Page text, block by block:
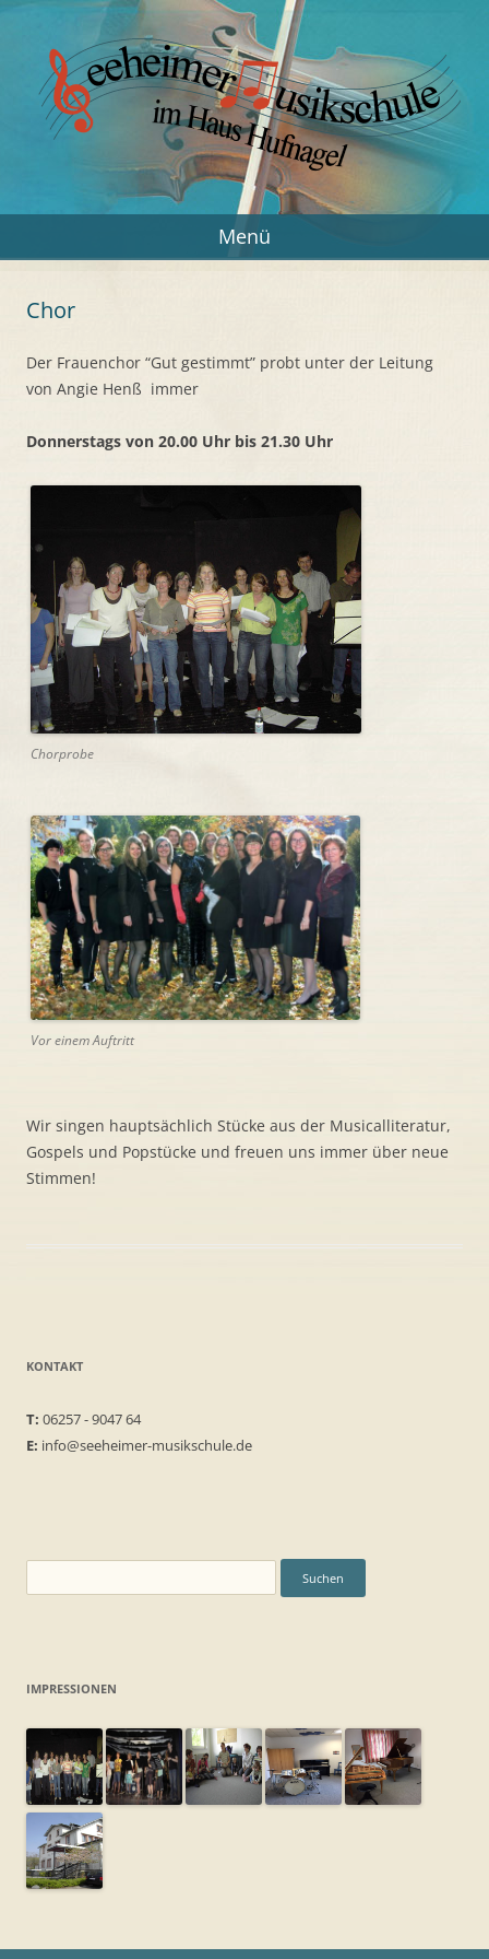
Zum
Seeheimer Musikschule
Musik in Seeheim-Jugenheim
Menü
Chor
Der Frauenchor “Gut gestimmt” probt unter der Leitung
von Angie Henß immer
Donnerstags von 20.00 Uhr bis 21.30 Uhr
Chorprobe
Vor einem Auftritt
Wir singen hauptsächlich Stücke aus der Musicalliteratur,
Gospels und Popstücke und freuen uns immer über neue
Stimmen!
KONTAKT
T: 06257 - 9047 64
E: info@seeheimer-musikschule.de
IMPRESSIONEN